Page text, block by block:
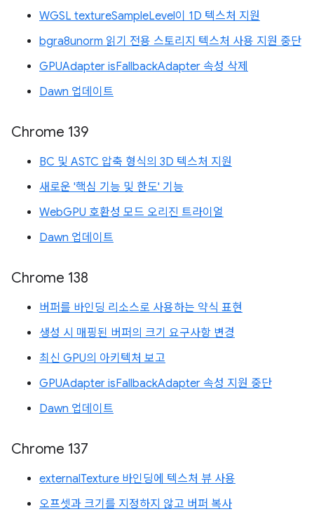
WGSL textureSampleLevel이 1D 텍스처 지원
bgra8unorm 읽기 전용 스토리지 텍스처 사용 지원 중단
GPUAdapter isFallbackAdapter 속성 삭제
Dawn 업데이트
Chrome 139
BC 및 ASTC 압축 형식의 3D 텍스처 지원
새로운 '핵심 기능 및 한도' 기능
WebGPU 호환성 모드 오리진 트라이얼
Dawn 업데이트
Chrome 138
버퍼를 바인딩 리소스로 사용하는 약식 표현
생성 시 매핑된 버퍼의 크기 요구사항 변경
최신 GPU의 아키텍처 보고
GPUAdapter isFallbackAdapter 속성 지원 중단
Dawn 업데이트
Chrome 137
externalTexture 바인딩에 텍스처 뷰 사용
오프셋과 크기를 지정하지 않고 버퍼 복사